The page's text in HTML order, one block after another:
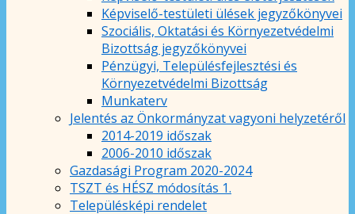
Képviselő-testületi ülések jegyzőkönyvei
Szociális, Oktatási és Környezetvédelmi
Bizottság jegyzőkönyvei
Pénzügyi, Településfejlesztési és
Környezetvédelmi Bizottság
Munkaterv
Jelentés az Önkormányzat vagyoni helyzetéről
2014-2019 időszak
2006-2010 időszak
Gazdasági Program 2020-2024
TSZT és HÉSZ módosítás 1.
Településképi rendelet